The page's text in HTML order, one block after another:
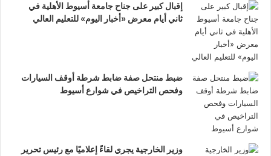
إقبال كبير على جناح جامعة أسيوط الأهلية في
ثاني أيام معرض «أخبار اليوم» للتعليم العالي
ضبط منتحل صفة ضابط شرطة أوقف السيارات
وفحص التراخيص في شوارع أسيوط
وزير الخارجية يجري لقاءً إعلاميًا مع رئيس تحرير